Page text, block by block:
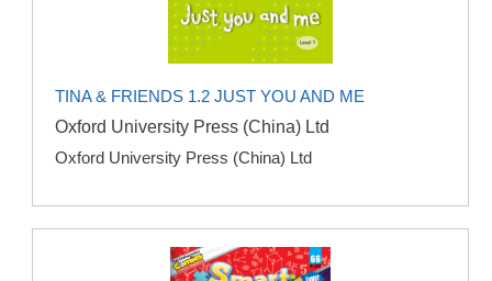
TINA & FRIENDS 1.2 JUST YOU AND ME
Oxford University Press (China) Ltd
Oxford University Press (China) Ltd